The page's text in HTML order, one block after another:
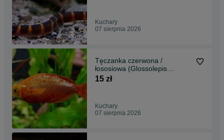
Kuchary
07 sierpnia 2026
Tęczanka czerwona /
łososiowa (Glossolepis
incisus) WYSYŁKA AKWAWIN
15 zł
Kuchary
07 sierpnia 2026